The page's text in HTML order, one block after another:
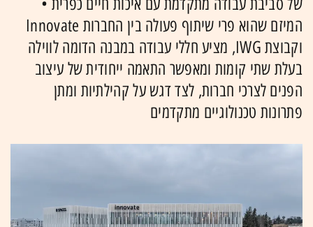
המיזם שהוא פרי שיתוף פעולה בין החברות Innovate
וקבוצת IWG, מציע חללי עבודה במבנה הדומה לווילה
בעלת שתי קומות ומאפשר התאמה ייחודית של עיצוב
הפנים לצרכי חברות, לצד דגש על קהילתיות ומתן
פתרונות טכנולוגיים מתקדמים